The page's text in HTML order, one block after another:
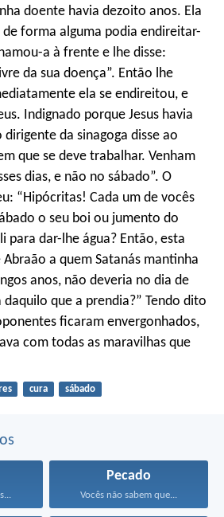
doente havia dezoito anos. Ela
de forma alguma podia endireitar-
a à frente e lhe disse:
da sua doença”. Então lhe
ela se endireitou, e
Indignado porque Jesus havia
da sinagoga disse ao
que se deve trabalhar. Venham
dias, e não no sábado”. O
“Hipócritas! Cada um de vocês
o seu boi ou jumento do
para dar-lhe água? Então, esta
a quem Satanás mantinha
anos, não deveria no dia de
que a prendia?” Tendo dito
ficaram envergonhados,
com todas as maravilhas que
cura sábado
Pecado
Vocês não sabem que...